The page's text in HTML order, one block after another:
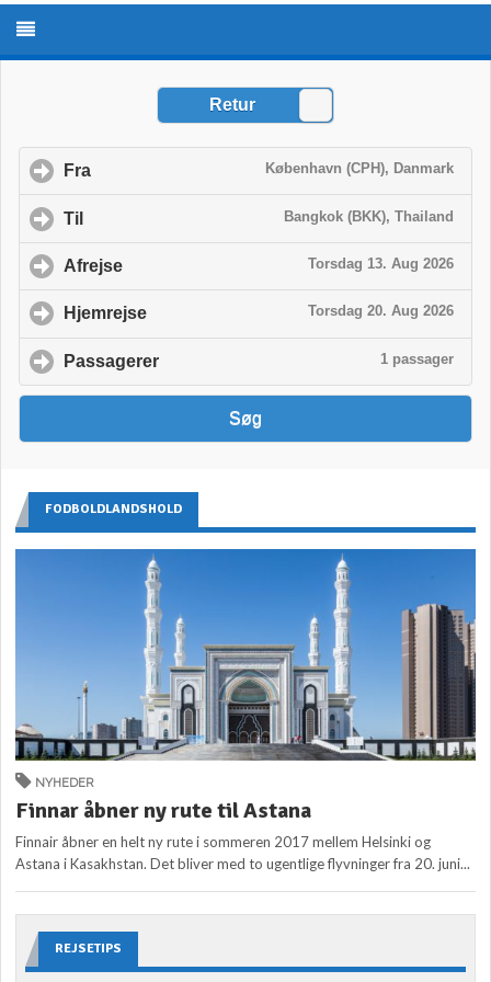
FODBOLDLANDSHOLD
NYHEDER
Finnar åbner ny rute til Astana
Finnair åbner en helt ny rute i sommeren 2017 mellem Helsinki og
Astana i Kasakhstan. Det bliver med to ugentlige flyvninger fra 20. juni...
REJSETIPS